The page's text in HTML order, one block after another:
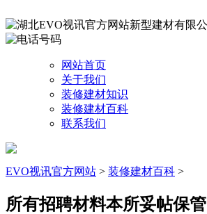
网站首页
关于我们
装修建材知识
装修建材百科
联系我们
EVO视讯官方网站 > 装修建材百科 >
所有招聘材料本所妥帖保管